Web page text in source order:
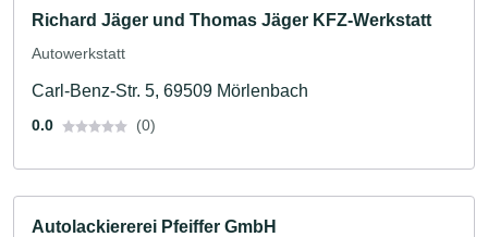
Richard Jäger und Thomas Jäger KFZ-Werkstatt
Autowerkstatt
Carl-Benz-Str. 5, 69509 Mörlenbach
0.0 (0)
Autolackiererei Pfeiffer GmbH